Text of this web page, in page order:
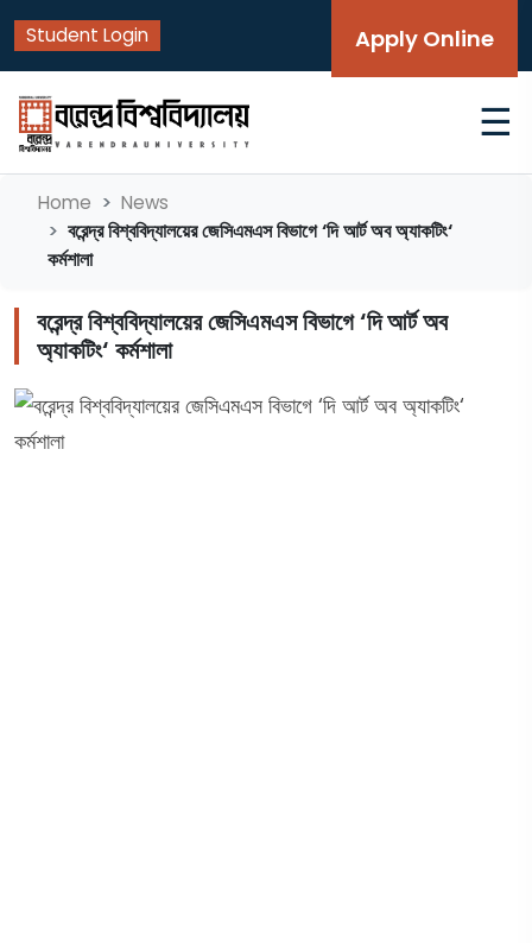
Student Login Apply Online
☰
Home News
বরেন্দ্র বিশ্ববিদ্যালয়ের জেসিএমএস বিভাগে ‘দি আর্ট অব অ্যাকটিং‘
কর্মশালা
বরেন্দ্র বিশ্ববিদ্যালয়ের জেসিএমএস বিভাগে ‘দি আর্ট অব
অ্যাকটিং‘ কর্মশালা